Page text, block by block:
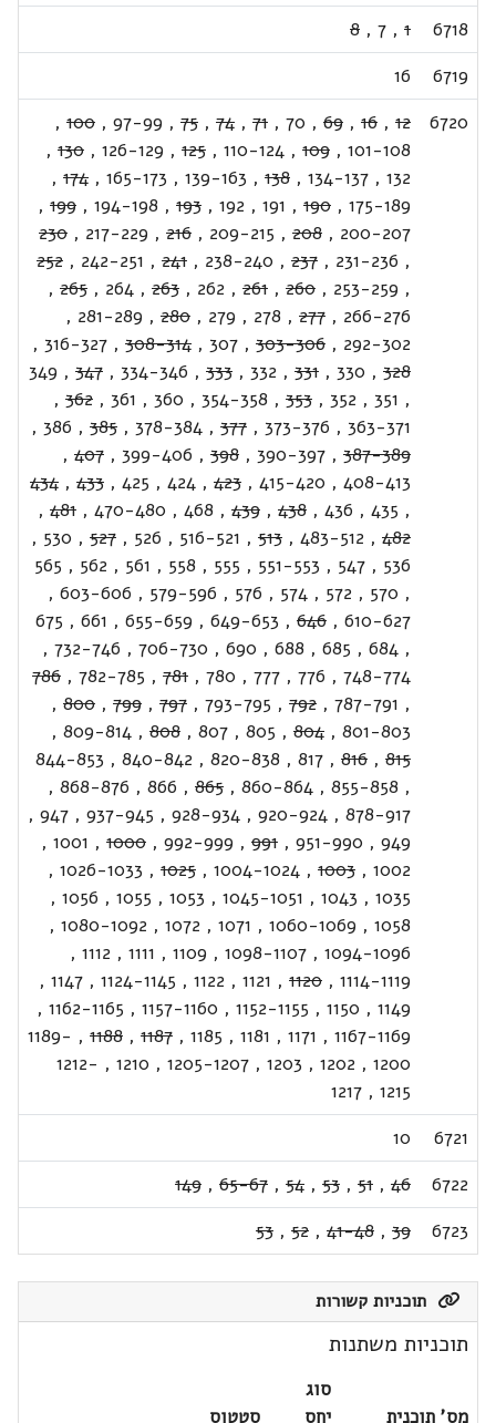
6718
1
,
7
,
8
6719
16
6720
12
,
16
,
69
,
70
,
71
,
74
,
75
,
97-99
,
100
,
101-108
,
109
,
110-124
,
125
,
126-129
,
130
,
132
,
134-137
,
138
,
139-163
,
165-173
,
174
,
175-189
,
190
,
191
,
192
,
193
,
194-198
,
199
,
200-207
,
208
,
209-215
,
216
,
217-229
,
230
,
231-236
,
237
,
238-240
,
241
,
242-251
,
252
,
253-259
,
260
,
261
,
262
,
263
,
264
,
265
,
266-276
,
277
,
278
,
279
,
280
,
281-289
,
292-302
,
303-306
,
307
,
308-314
,
316-327
,
328
,
330
,
331
,
332
,
333
,
334-346
,
347
,
349
,
351
,
352
,
353
,
354-358
,
360
,
361
,
362
,
363-371
,
373-376
,
377
,
378-384
,
385
,
386
,
387-389
,
390-397
,
398
,
399-406
,
407
,
408-413
,
415-420
,
423
,
424
,
425
,
433
,
434
,
435
,
436
,
438
,
439
,
468
,
470-480
,
481
,
482
,
483-512
,
513
,
516-521
,
526
,
527
,
530
,
536
,
547
,
551-553
,
555
,
558
,
561
,
562
,
565
,
570
,
572
,
574
,
576
,
579-596
,
603-606
,
610-627
,
646
,
649-653
,
655-659
,
661
,
675
,
684
,
685
,
688
,
690
,
706-730
,
732-746
,
748-774
,
776
,
777
,
780
,
781
,
782-785
,
786
,
787-791
,
792
,
793-795
,
797
,
799
,
800
,
801-803
,
804
,
805
,
807
,
808
,
809-814
,
815
,
816
,
817
,
820-838
,
840-842
,
844-853
,
855-858
,
860-864
,
865
,
866
,
868-876
,
878-917
,
920-924
,
928-934
,
937-945
,
947
,
949
,
951-990
,
991
,
992-999
,
1000
,
1001
,
1002
,
1003
,
1004-1024
,
1025
,
1026-1033
,
1035
,
1043
,
1045-1051
,
1053
,
1055
,
1056
,
1058
,
1060-1069
,
1071
,
1072
,
1080-1092
,
1094-1096
,
1098-1107
,
1109
,
1111
,
1112
,
1114-1119
,
1120
,
1121
,
1122
,
1124-1145
,
1147
,
1149
,
1150
,
1152-1155
,
1157-1160
,
1162-1165
,
1167-1169
,
1171
,
1181
,
1185
,
1187
,
1188
,
1189-
1200
,
1202
,
1203
,
1205-1207
,
1210
,
1212-
1215
,
1217
6721
10
6722
46
,
51
,
53
,
54
,
65-67
,
149
6723
39
,
41-48
,
52
,
53
תוכניות קשורות
תוכניות משתנות
מס' תוכנית
סוג
יחס
סטטוס